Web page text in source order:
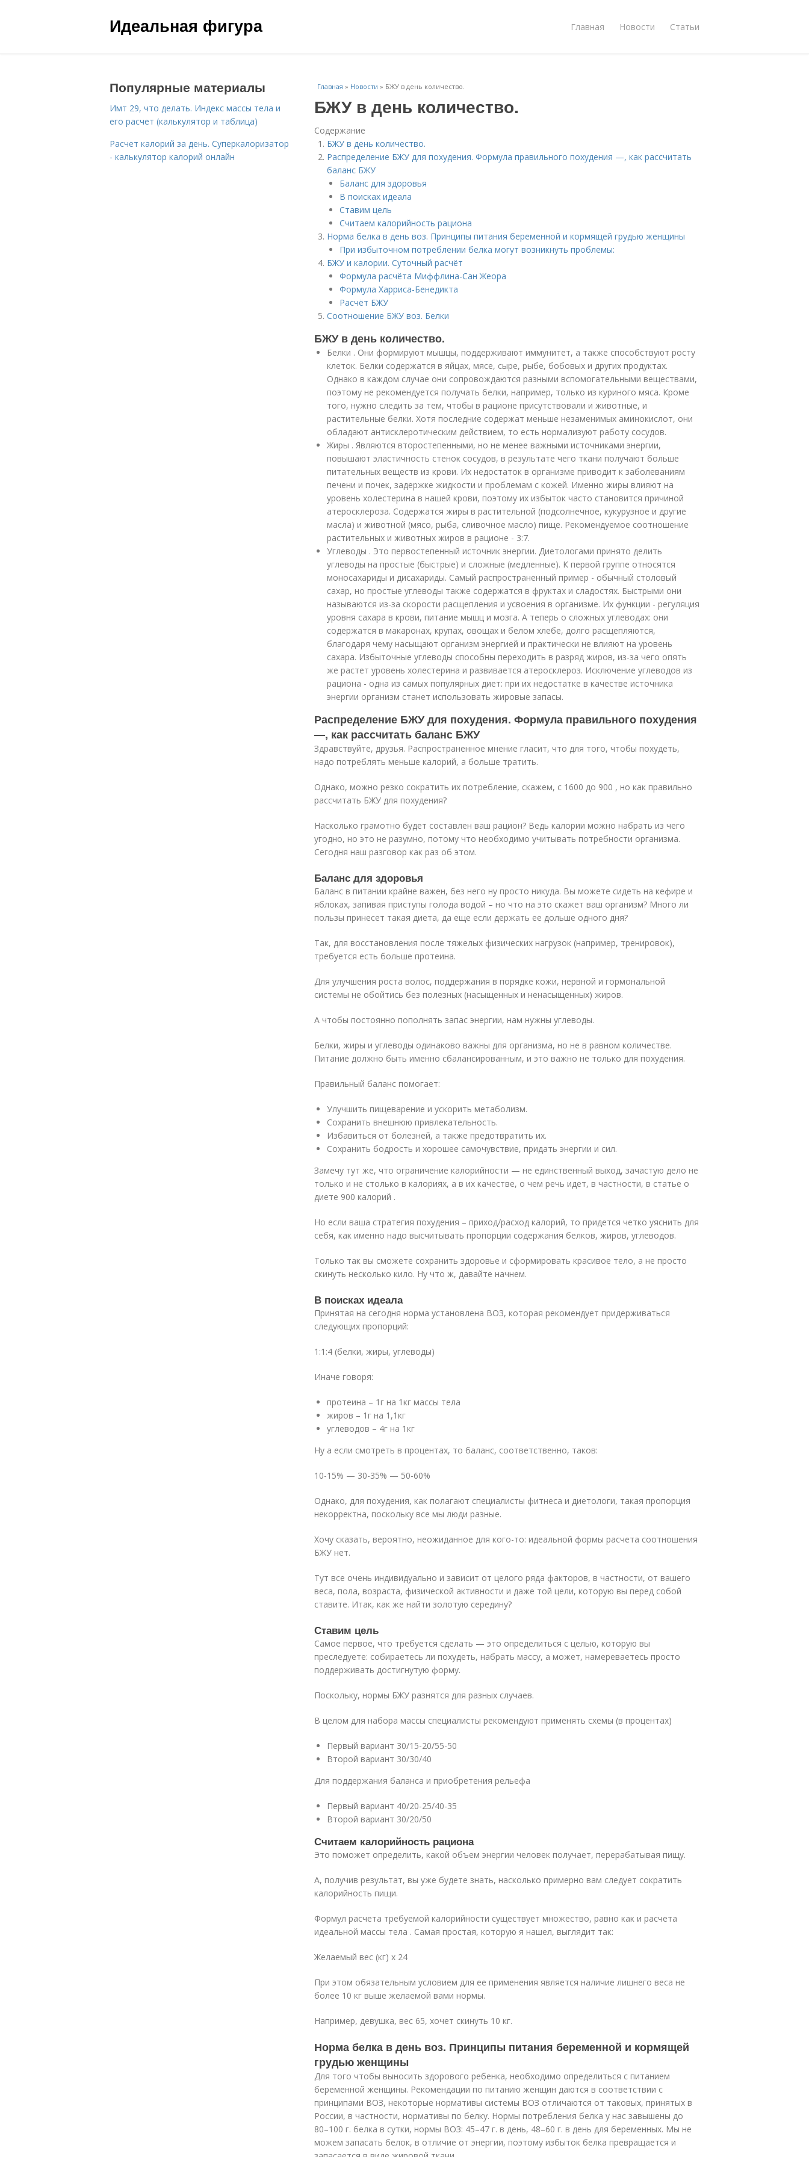
Идеальная фигура Главная Новости Статьи
Главная » Новости » БЖУ в день количество.
БЖУ в день количество.
Содержание
БЖУ в день количество.
Распределение БЖУ для похудения. Формула правильного похудения —, как рассчитать
баланс БЖУ
Баланс для здоровья
В поисках идеала
Ставим цель
Считаем калорийность рациона
Норма белка в день воз. Принципы питания беременной и кормящей грудью женщины
При избыточном потреблении белка могут возникнуть проблемы:
БЖУ и калории. Суточный расчёт
Формула расчёта Миффлина-Сан Жеора
Формула Харриса-Бенедикта
Расчёт БЖУ
Соотношение БЖУ воз. Белки
БЖУ в день количество.
Белки . Они формируют мышцы, поддерживают иммунитет, а также способствуют росту
клеток. Белки содержатся в яйцах, мясе, сыре, рыбе, бобовых и других продуктах.
Однако в каждом случае они сопровождаются разными вспомогательными веществами,
поэтому не рекомендуется получать белки, например, только из куриного мяса. Кроме
того, нужно следить за тем, чтобы в рационе присутствовали и животные, и
растительные белки. Хотя последние содержат меньше незаменимых аминокислот, они
обладают антисклеротическим действием, то есть нормализуют работу сосудов.
Жиры . Являются второстепенными, но не менее важными источниками энергии,
повышают эластичность стенок сосудов, в результате чего ткани получают больше
питательных веществ из крови. Их недостаток в организме приводит к заболеваниям
печени и почек, задержке жидкости и проблемам с кожей. Именно жиры влияют на
уровень холестерина в нашей крови, поэтому их избыток часто становится причиной
атеросклероза. Содержатся жиры в растительной (подсолнечное, кукурузное и другие
масла) и животной (мясо, рыба, сливочное масло) пище. Рекомендуемое соотношение
растительных и животных жиров в рационе - 3:7.
Углеводы . Это первостепенный источник энергии. Диетологами принято делить
углеводы на простые (быстрые) и сложные (медленные). К первой группе относятся
моносахариды и дисахариды. Самый распространенный пример - обычный столовый
сахар, но простые углеводы также содержатся в фруктах и сладостях. Быстрыми они
называются из-за скорости расщепления и усвоения в организме. Их функции - регуляция
уровня сахара в крови, питание мышц и мозга. А теперь о сложных углеводах: они
содержатся в макаронах, крупах, овощах и белом хлебе, долго расщепляются,
благодаря чему насыщают организм энергией и практически не влияют на уровень
сахара. Избыточные углеводы способны переходить в разряд жиров, из-за чего опять
же растет уровень холестерина и развивается атеросклероз. Исключение углеводов из
рациона - одна из самых популярных диет: при их недостатке в качестве источника
энергии организм станет использовать жировые запасы.
Распределение БЖУ для похудения. Формула правильного похудения
—, как рассчитать баланс БЖУ
Здравствуйте, друзья. Распространенное мнение гласит, что для того, чтобы похудеть,
надо потреблять меньше калорий, а больше тратить.
Однако, можно резко сократить их потребление, скажем, с 1600 до 900 , но как правильно
рассчитать БЖУ для похудения?
Насколько грамотно будет составлен ваш рацион? Ведь калории можно набрать из чего
угодно, но это не разумно, потому что необходимо учитывать потребности организма.
Сегодня наш разговор как раз об этом.
Баланс для здоровья
Баланс в питании крайне важен, без него ну просто никуда. Вы можете сидеть на кефире и
яблоках, запивая приступы голода водой – но что на это скажет ваш организм? Много ли
пользы принесет такая диета, да еще если держать ее дольше одного дня?
Так, для восстановления после тяжелых физических нагрузок (например, тренировок),
требуется есть больше протеина.
Для улучшения роста волос, поддержания в порядке кожи, нервной и гормональной
системы не обойтись без полезных (насыщенных и ненасыщенных) жиров.
А чтобы постоянно пополнять запас энергии, нам нужны углеводы.
Белки, жиры и углеводы одинаково важны для организма, но не в равном количестве.
Питание должно быть именно сбалансированным, и это важно не только для похудения.
Правильный баланс помогает:
Улучшить пищеварение и ускорить метаболизм.
Сохранить внешнюю привлекательность.
Избавиться от болезней, а также предотвратить их.
Сохранить бодрость и хорошее самочувствие, придать энергии и сил.
Замечу тут же, что ограничение калорийности — не единственный выход, зачастую дело не
только и не столько в калориях, а в их качестве, о чем речь идет, в частности, в статье о
диете 900 калорий .
Но если ваша стратегия похудения – приход/расход калорий, то придется четко уяснить для
себя, как именно надо высчитывать пропорции содержания белков, жиров, углеводов.
Только так вы сможете сохранить здоровье и сформировать красивое тело, а не просто
скинуть несколько кило. Ну что ж, давайте начнем.
В поисках идеала
Принятая на сегодня норма установлена ВОЗ, которая рекомендует придерживаться
следующих пропорций:
1:1:4 (белки, жиры, углеводы)
Иначе говоря:
протеина – 1г на 1кг массы тела
жиров – 1г на 1,1кг
углеводов – 4г на 1кг
Ну а если смотреть в процентах, то баланс, соответственно, таков:
10-15% — 30-35% — 50-60%
Однако, для похудения, как полагают специалисты фитнеса и диетологи, такая пропорция
некорректна, поскольку все мы люди разные.
Хочу сказать, вероятно, неожиданное для кого-то: идеальной формы расчета соотношения
БЖУ нет.
Тут все очень индивидуально и зависит от целого ряда факторов, в частности, от вашего
веса, пола, возраста, физической активности и даже той цели, которую вы перед собой
ставите. Итак, как же найти золотую середину?
Ставим цель
Самое первое, что требуется сделать — это определиться с целью, которую вы
преследуете: собираетесь ли похудеть, набрать массу, а может, намереваетесь просто
поддерживать достигнутую форму.
Поскольку, нормы БЖУ разнятся для разных случаев.
В целом для набора массы специалисты рекомендуют применять схемы (в процентах)
Первый вариант 30/15-20/55-50
Второй вариант 30/30/40
Для поддержания баланса и приобретения рельефа
Первый вариант 40/20-25/40-35
Второй вариант 30/20/50
Считаем калорийность рациона
Это поможет определить, какой объем энергии человек получает, перерабатывая пищу.
А, получив результат, вы уже будете знать, насколько примерно вам следует сократить
калорийность пищи.
Формул расчета требуемой калорийности существует множество, равно как и расчета
идеальной массы тела . Самая простая, которую я нашел, выглядит так:
Желаемый вес (кг) х 24
При этом обязательным условием для ее применения является наличие лишнего веса не
более 10 кг выше желаемой вами нормы.
Например, девушка, вес 65, хочет скинуть 10 кг.
Норма белка в день воз. Принципы питания беременной и кормящей
грудью женщины
Для того чтобы выносить здорового ребенка, необходимо определиться с питанием
беременной женщины. Рекомендации по питанию женщин даются в соответствии с
принципами ВОЗ, некоторые нормативы системы ВОЗ отличаются от таковых, принятых в
России, в частности, нормативы по белку. Нормы потребления белка у нас завышены до
80–100 г. белка в сутки, нормы ВОЗ: 45–47 г. в день, 48–60 г. в день для беременных. Мы не
можем запасать белок, в отличие от энергии, поэтому избыток белка превращается и
Популярные материалы
Имт 29, что делать. Индекс массы тела и
его расчет (калькулятор и таблица)
Расчет калорий за день. Суперкалоризатор
- калькулятор калорий онлайн